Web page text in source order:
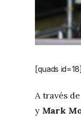
[quads id=18]
A través
y Mark